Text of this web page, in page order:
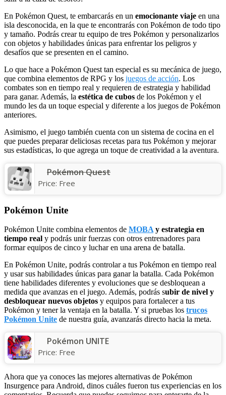
En Pokémon Quest, te embarcarás en un emocionante viaje en una
isla desconocida, en la que te encontrarás con Pokémon de todo tipo
y tamaño. Podrás crear tu equipo de tres Pokémon y personalizarlos
con objetos y habilidades únicas para enfrentar los peligros y
desafíos que se presenten en el camino.
Lo que hace a Pokémon Quest tan especial es su mecánica de juego,
que combina elementos de RPG y los juegos de acción. Los
combates son en tiempo real y requieren de estrategia y habilidad
para ganar. Además, la estética de cubos de los Pokémon y el
mundo les da un toque especial y diferente a los juegos de Pokémon
anteriores.
Asimismo, el juego también cuenta con un sistema de cocina en el
que puedes preparar deliciosas recetas para tus Pokémon y mejorar
sus estadísticas, lo que agrega un toque de creatividad a la aventura.
Pokémon Quest
Price: Free
Pokémon Unite
Pokémon Unite combina elementos de MOBA y estrategia en
tiempo real y podrás unir fuerzas con otros entrenadores para
formar equipos de cinco y luchar en una arena de batalla.
En Pokémon Unite, podrás controlar a tus Pokémon en tiempo real
y usar sus habilidades únicas para ganar la batalla. Cada Pokémon
tiene habilidades diferentes y evoluciones que se desbloquean a
medida que avanzas en el juego. Además, podrás subir de nivel y
desbloquear nuevos objetos y equipos para fortalecer a tus
Pokémon y tener la ventaja en la batalla. Y si pruebas los trucos
Pokémon Unite de nuestra guía, avanzarás directo hacia la meta.
Pokémon UNITE
Price: Free
Ahora que ya conoces las mejores alternativas de Pokémon
Insurgence para Android, dinos cuáles fueron tus experiencias en los